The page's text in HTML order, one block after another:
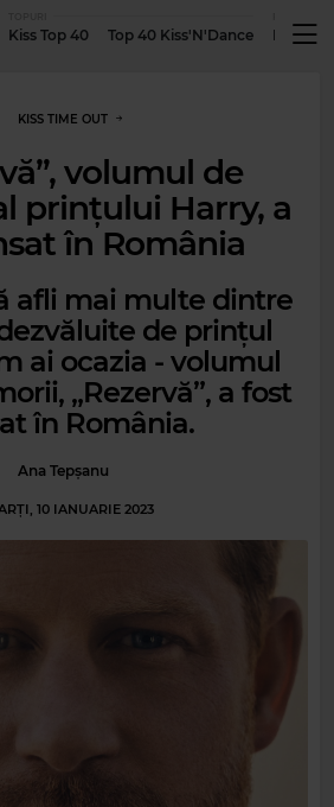
Kiss Top 40 Top 40 Kiss'N'Dance
KISS TIME OUT
volumul de
prințului Harry, a
în România
afli mai multe dintre
de prințul
ai ocazia - volumul
„Rezervă”, a fost
în România.
Ana Tepșanu
10 IANUARIE 2023